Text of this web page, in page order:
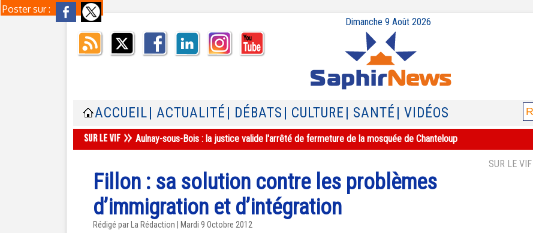
Poster sur :
Dimanche 9 Août 2026
ACCUEIL | ACTUALITÉ | DÉBATS | CULTURE | SANTÉ | VIDÉOS
Aulnay-sous-Bois : la justice valide l'arrêté de fermeture de la mosquée de Chanteloup
SUR LE VIF
Fillon : sa solution contre les problèmes
d’immigration et d’intégration
Rédigé par La Rédaction | Mardi 9 Octobre 2012